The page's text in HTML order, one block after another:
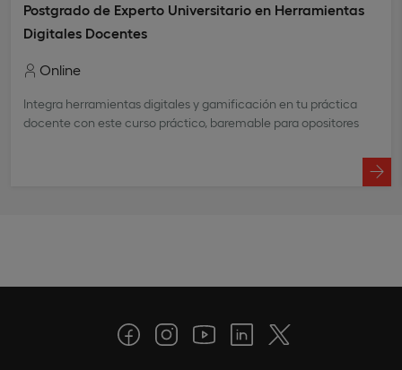
Postgrado de Experto Universitario en Herramientas
Digitales Docentes
Online
Integra herramientas digitales y gamificación en tu práctica
docente con este curso práctico, baremable para opositores